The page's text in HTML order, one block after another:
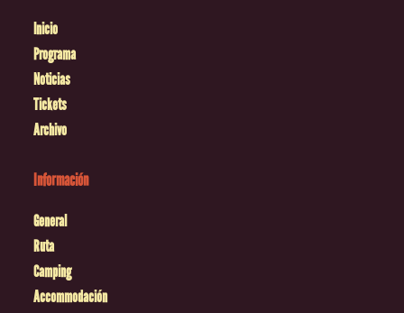
Inicio
Programa
Noticias
Tickets
Archivo
Información
General
Ruta
Camping
Accommodación